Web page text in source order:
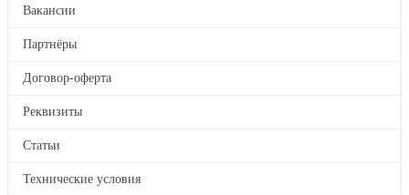
Цветные этикетки
На бутылки, банки, крышки
Вакансии
Партнёры
Договор-оферта
Реквизиты
Статьи
Технические условия